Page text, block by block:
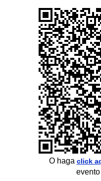
O haga click